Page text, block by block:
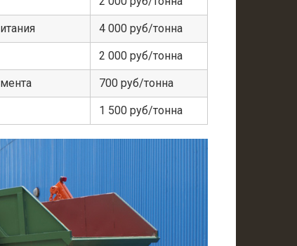
4 000 руб/тонна
2 000 руб/тонна
700 руб/тонна
1 500 руб/тонна